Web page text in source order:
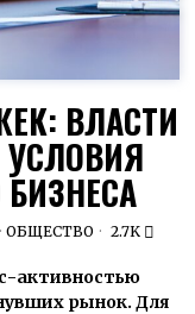
ВЛАСТИ
· ОБЩЕСТВО 2.7K
активностью
рынок. Для